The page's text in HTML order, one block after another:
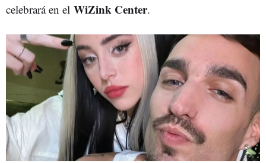
celebrará en el WiZink Center.